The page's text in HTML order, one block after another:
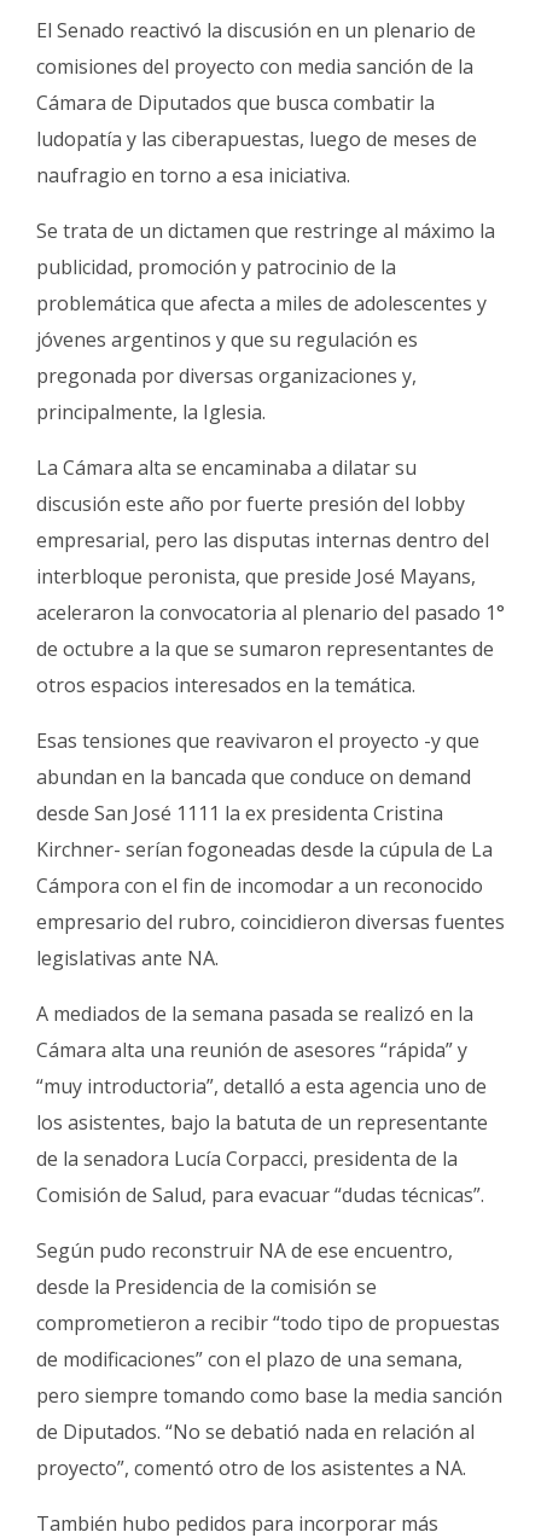
El Senado reactivó la discusión en un plenario de
comisiones del proyecto con media sanción de la
Cámara de Diputados que busca combatir la
ludopatía y las ciberapuestas, luego de meses de
naufragio en torno a esa iniciativa.
Se trata de un dictamen que restringe al máximo la
publicidad, promoción y patrocinio de la
problemática que afecta a miles de adolescentes y
jóvenes argentinos y que su regulación es
pregonada por diversas organizaciones y,
principalmente, la Iglesia.
La Cámara alta se encaminaba a dilatar su
discusión este año por fuerte presión del lobby
empresarial, pero las disputas internas dentro del
interbloque peronista, que preside José Mayans,
aceleraron la convocatoria al plenario del pasado 1°
de octubre a la que se sumaron representantes de
otros espacios interesados en la temática.
Esas tensiones que reavivaron el proyecto -y que
abundan en la bancada que conduce on demand
desde San José 1111 la ex presidenta Cristina
Kirchner- serían fogoneadas desde la cúpula de La
Cámpora con el fin de incomodar a un reconocido
empresario del rubro, coincidieron diversas fuentes
legislativas ante NA.
A mediados de la semana pasada se realizó en la
Cámara alta una reunión de asesores “rápida” y
“muy introductoria”, detalló a esta agencia uno de
los asistentes, bajo la batuta de un representante
de la senadora Lucía Corpacci, presidenta de la
Comisión de Salud, para evacuar “dudas técnicas”.
Según pudo reconstruir NA de ese encuentro,
desde la Presidencia de la comisión se
comprometieron a recibir “todo tipo de propuestas
de modificaciones” con el plazo de una semana,
pero siempre tomando como base la media sanción
de Diputados. “No se debatió nada en relación al
proyecto”, comentó otro de los asistentes a NA.
También hubo pedidos para incorporar más